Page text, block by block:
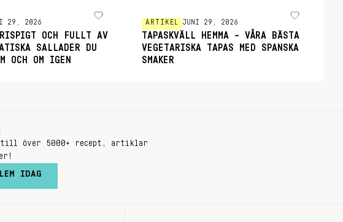
29, 2026
OCH FULLT AV
SALLADER DU
OCH OM IGEN
ARTIKEL JUNI 29, 2026
TAPASKVÄLL HEMMA – VÅRA BÄSTA
VEGETARISKA TAPAS MED SPANSKA
SMAKER
till över 5000+ recept, artiklar
IDAG